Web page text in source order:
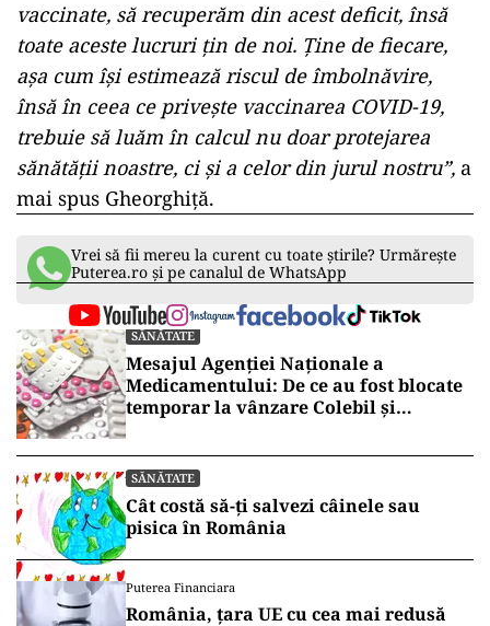
vaccinate, să recuperăm din acest deficit, însă
toate aceste lucruri țin de noi. Ține de fiecare,
așa cum își estimează riscul de îmbolnăvire,
însă în ceea ce privește vaccinarea COVID-19,
trebuie să luăm în calcul nu doar protejarea
sănătății noastre, ci și a celor din jurul nostru”, a
mai spus Gheorghiță.
Vrei să fii mereu la curent cu toate știrile? Urmărește
Puterea.ro și pe canalul de WhatsApp
SĂNĂTATE
Mesajul Agenției Naționale a
Medicamentului: De ce au fost blocate
temporar la vânzare Colebil și
SĂNĂTATE
Cât costă să-ți salvezi câinele sau
pisica în România
Puterea Financiara
România, țara UE cu cea mai redusă